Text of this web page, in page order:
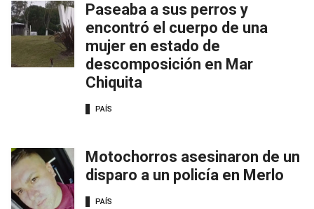
Paseaba a sus perros y
encontró el cuerpo de una
mujer en estado de
descomposición en Mar
Chiquita
PAÍS
Motochorros asesinaron de un
disparo a un policía en Merlo
PAÍS